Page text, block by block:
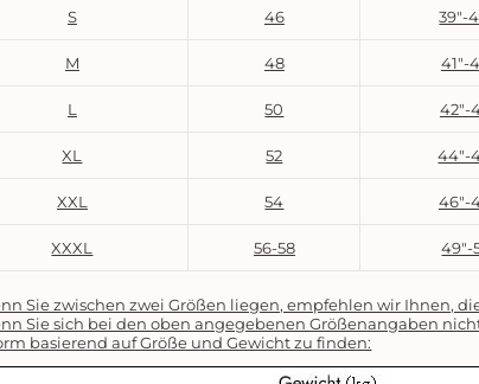
S 46 39"-
M 48 41"-
L 50 42"-
XL 52 44"-
XXL 54 46"-
XXXL 56-58 49"-
Sie zwischen zwei Größen liegen, empfehlen wir Ihnen,
Sie sich bei den oben angegebenen Größenangaben
basierend auf Größe und Gewicht zu finden: